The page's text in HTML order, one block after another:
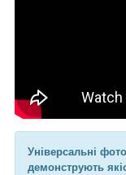
Універсальні
демонструють